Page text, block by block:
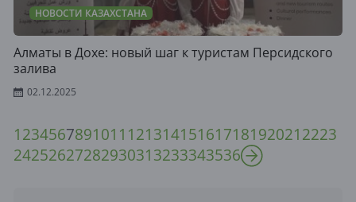
НОВОСТИ КАЗАХСТАНА
Алматы в Дохе: новый шаг к туристам Персидского
залива
02.12.2025
1234567891011 121314151617181920212223
24252627282930313233343536